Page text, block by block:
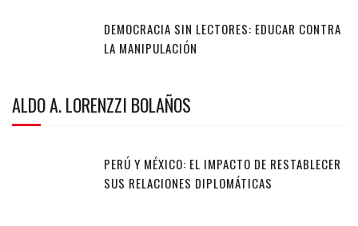
DEMOCRACIA SIN LECTORES: EDUCAR CONTRA
LA MANIPULACIÓN
ALDO A. LORENZZI BOLAÑOS
PERÚ Y MÉXICO: EL IMPACTO DE RESTABLECER
SUS RELACIONES DIPLOMÁTICAS